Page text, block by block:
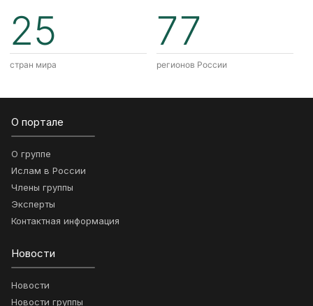
25
стран мира
77
регионов России
О портале
О группе
Ислам в России
Члены группы
Эксперты
Контактная информация
Новости
Новости
Новости группы